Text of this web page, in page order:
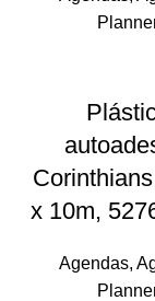
x 10m,
Agendas,